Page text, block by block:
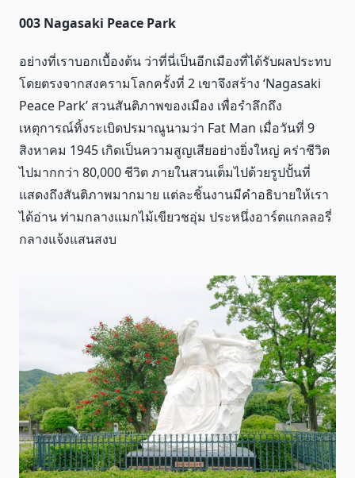
003 Nagasaki Peace Park
อย่างที่เราบอกเบื้องต้น ว่าที่นี่เป็นอีกเมืองที่ได้รับผลประทบ
โดยตรงจากสงครามโลกครั้งที่ 2 เขาจึงสร้าง ‘Nagasaki
Peace Park’ สวนสันติภาพของเมือง เพื่อรำลึกถึง
เหตุการณ์ทิ้งระเบิดปรมาณูนามว่า Fat Man เมื่อวันที่ 9
สิงหาคม 1945 เกิดเป็นความสูญเสียอย่างยิ่งใหญ่ คร่าชีวิต
ไปมากกว่า 80,000 ชีวิต ภายในสวนเต็มไปด้วยรูปปั้นที่
แสดงถึงสันติภาพมากมาย แต่ละชิ้นงานมีคำอธิบายให้เรา
ได้อ่าน ท่ามกลางแมกไม้เขียวชอุ่ม ประหนึ่งอาร์ตแกลลอรี่
กลางแจ้งแสนสงบ